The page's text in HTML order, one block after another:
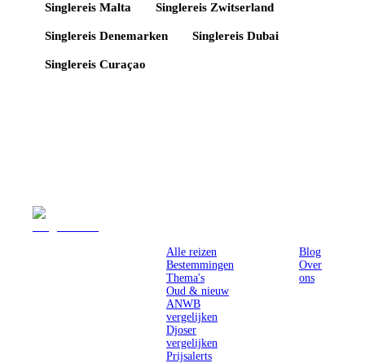
Singlereis Malta Singlereis Zwitserland
Singlereis Denemarken Singlereis Dubai
Singlereis Curaçao
Alle reizen
Bestemmingen
Thema's
Oud & nieuw
ANWB
vergelijken
Djoser
vergelijken
Prijsalerts
Blog
Over
ons